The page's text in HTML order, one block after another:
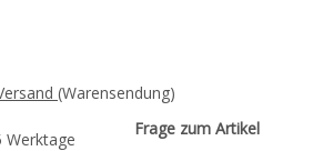
(Warensendung)
Werktage
Frage zum Artikel